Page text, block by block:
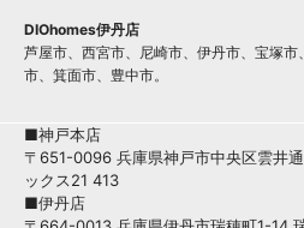
DIOhomes伊丹店
芦屋市、西宮市、尼崎市、伊丹市、宝塚
市、箕面市、豊中市。
■神戸本店
〒651-0096 兵庫県神戸市中央区雲井
ックス21 413
■伊丹店